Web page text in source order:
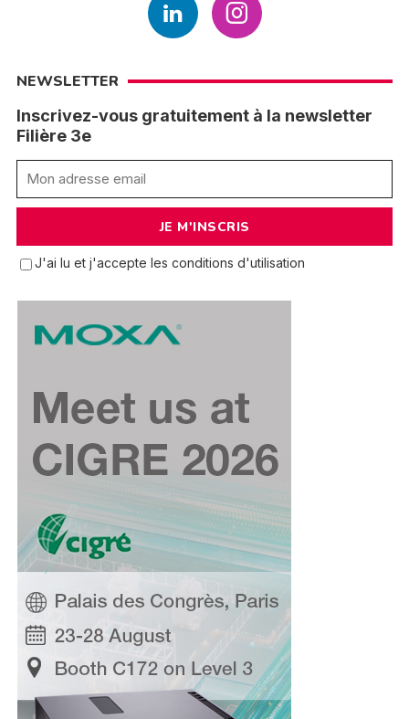
NEWSLETTER
Inscrivez-vous gratuitement à la newsletter
Filière 3e
J'ai lu et j'accepte les conditions d'utilisation